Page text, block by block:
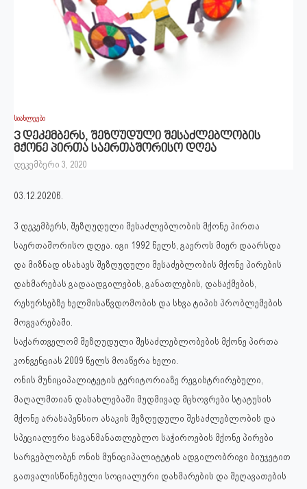
სიახლეები
3 დეკემბერს, შეზღუდული შესაძლებლობის
მქონე პირთა საერთაშორისო დღეა
დეკემბერი 3, 2020
03.12.2020წ.
3 დეკემბერს, შეზღუდული შესაძლებლობის მქონე პირთა
საერთაშორისო დღეა. იგი 1992 წელს, გაეროს მიერ დაარსდა
და მიზნად ისახავს შეზღუდული შესაძებლობის მქონე პირების
დახმარებას გადაადგილების, განათლების, დასაქმების,
რესურსებზე ხელმისაწვდომობის და სხვა ტიპის პრობლემების
მოგვარებაში.
საქართველომ შეზღუდული შესაძლებლობების მქონე პირთა
კონვენციას 2009 წელს მოაწერა ხელი.
ონის მუნიციპალიტეტის ტერიტორიაზე რეგისტრირებული,
მაღალმთიან დასახლებაში მუდმივად მცხოვრები სტატუსის
მქონე არასაპენსიო ასაკის შეზღუდული შესაძლებლობის და
სპეციალური საგანმანათლებლო საჭიროების მქონე პირები
სარგებლობენ ონის მუნიციპალიტეტის ადგილობრივი ბიუჯეტით
გათვალისწინებული სოციალური დახმარების და შეღავათების